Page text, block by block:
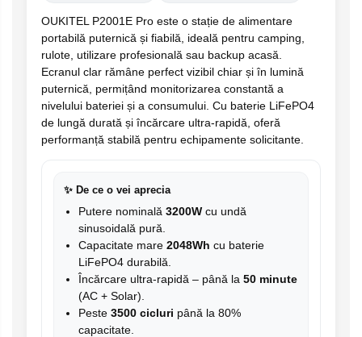
OUKITEL P2001E Pro este o stație de alimentare
portabilă puternică și fiabilă, ideală pentru camping,
rulote, utilizare profesională sau backup acasă.
Ecranul clar rămâne perfect vizibil chiar și în lumină
puternică, permițând monitorizarea constantă a
nivelului bateriei și a consumului. Cu baterie LiFePO4
de lungă durată și încărcare ultra-rapidă, oferă
performanță stabilă pentru echipamente solicitante.
✨ De ce o vei aprecia
Putere nominală 3200W cu undă
sinusoidală pură.
Capacitate mare 2048Wh cu baterie
LiFePO4 durabilă.
Încărcare ultra-rapidă – până la 50 minute
(AC + Solar).
Peste 3500 cicluri până la 80%
capacitate.